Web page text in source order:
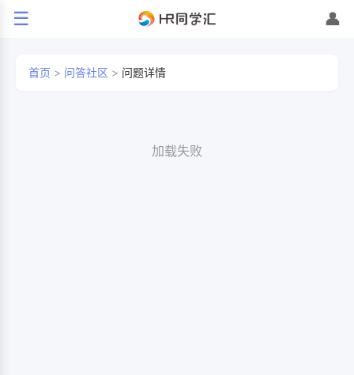
☰ 👤
首页 > 问答社区 > 问题详情
加载失败